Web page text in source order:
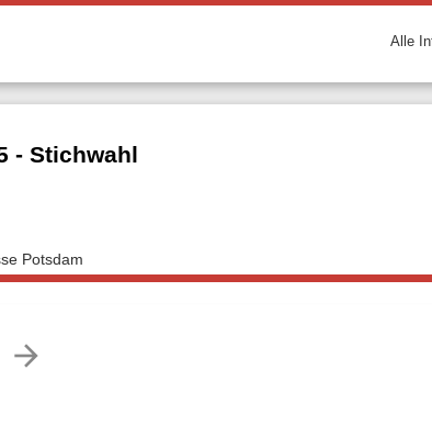
Alle
- Stichwahl
Potsdam
arrow_forward